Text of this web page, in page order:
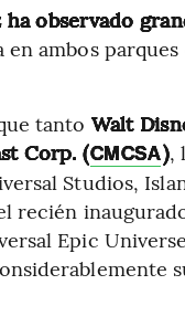
ha observado
ambos parques
tanto Walt
Corp. (CMCSA),
Studios,
recién
Epic